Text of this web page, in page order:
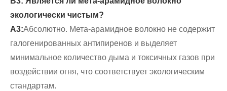
экологически чистым?
А3:Абсолютно. Мета-арамидное волокно не содержит
галогенированных антипиренов и выделяет
минимальное количество дыма и токсичных газов при
воздействии огня, что соответствует экологическим
стандартам.